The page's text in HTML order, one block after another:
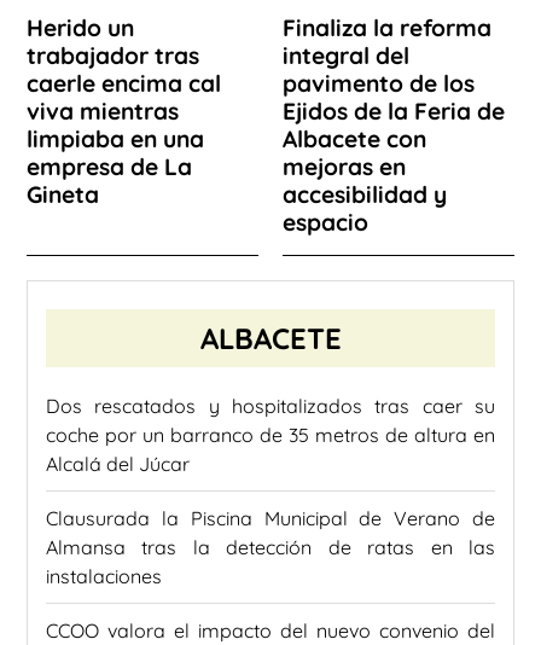
Herido un
trabajador tras
caerle encima cal
viva mientras
limpiaba en una
empresa de La
Gineta
Finaliza la reforma
integral del
pavimento de los
Ejidos de la Feria de
Albacete con
mejoras en
accesibilidad y
espacio
ALBACETE
Dos rescatados y hospitalizados tras caer su
coche por un barranco de 35 metros de altura en
Alcalá del Júcar
Clausurada la Piscina Municipal de Verano de
Almansa tras la detección de ratas en las
instalaciones
CCOO valora el impacto del nuevo convenio del